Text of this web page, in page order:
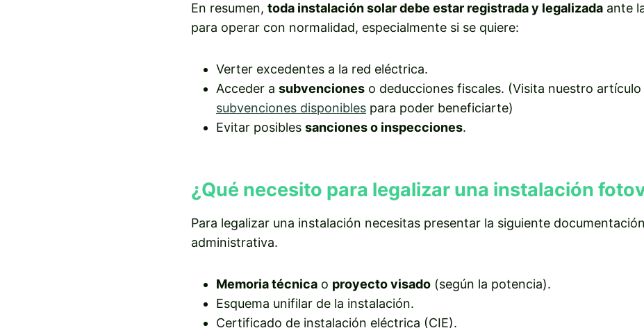
En resumen, toda instalación solar debe estar registrada y legalizada ante
para operar con normalidad, especialmente si se quiere:
Verter excedentes a la red eléctrica.
Acceder a subvenciones o deducciones fiscales. (Visita nuestro artículo
subvenciones disponibles para poder beneficiarte)
Evitar posibles sanciones o inspecciones.
¿Qué necesito para legalizar una instalación
Para legalizar una instalación necesitas presentar la siguiente
administrativa.
Memoria técnica o proyecto visado (según la potencia).
Esquema unifilar de la instalación.
Certificado de instalación eléctrica (CIE).